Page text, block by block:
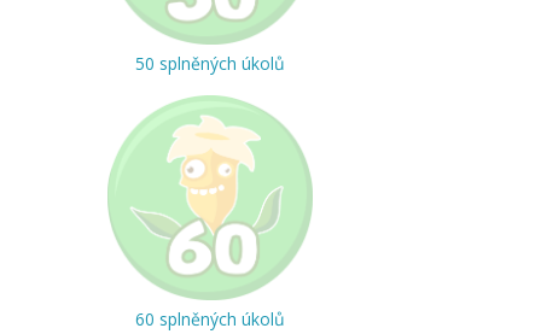
50 splněných úkolů
60 splněných úkolů